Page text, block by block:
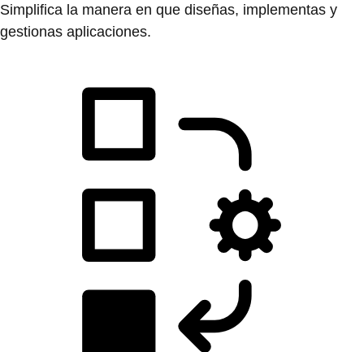
Simplifica la manera en que diseñas, implementas y
gestionas aplicaciones.